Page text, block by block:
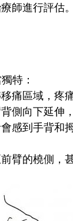
師進行評估。
特：
痛區域，疼
側向下延伸
會感到手背和
臂的橈側，